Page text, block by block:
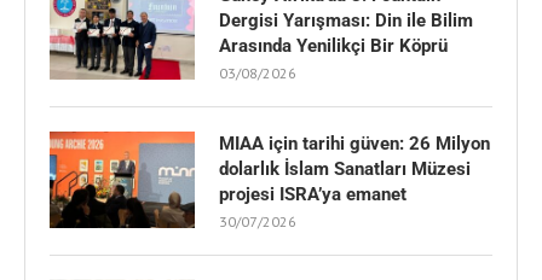
Dergisi Yarışması: Din ile Bilim
Arasında Yenilikçi Bir Köprü
03/08/2026
MIAA için tarihi güven: 26 Milyon
dolarlık İslam Sanatları Müzesi
projesi ISRA’ya emanet
30/07/2026